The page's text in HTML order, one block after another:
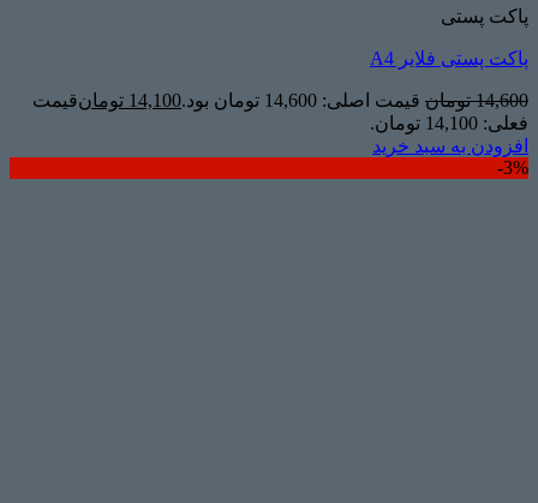
پاکت پستی
پاکت پستی فلایر A4
14,600 تومان قیمت اصلی: 14,600 تومان بود. 14,100 تومانقیمت
فعلی: 14,100 تومان.
افزودن به سبد خرید
3%-